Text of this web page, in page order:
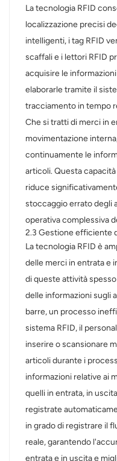
La tecnologia RFID
localizzazione precisi
intelligenti, i tag RFID
scaffali e i lettori RFID
acquisire le
elaborarle tramite il
tracciamento in tempo
Che si tratti di merci in
movimentazione
continuamente le
articoli. Questa
riduce
stoccaggio errato degli
operativa complessiva
2.3 Gestione efficiente
La tecnologia RFID è
delle merci in entrata e
di queste attività
delle informazioni sugli
barre, un processo
sistema RFID, il
inserire o scansionare
articoli durante i
informazioni relative ai
quelli in entrata, in
registrate
in grado di registrare il
reale, garantendo
entrata e in uscita e